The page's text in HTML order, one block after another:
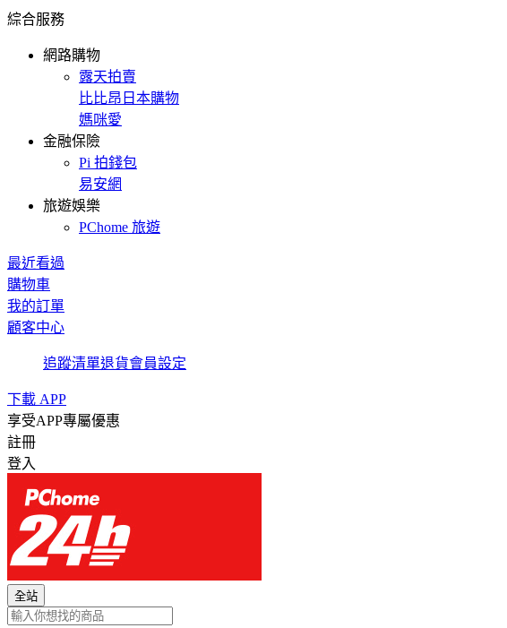
綜合服務
網路購物
露天拍賣
比比昂日本購物
媽咪愛
金融保險
Pi 拍錢包
易安網
旅遊娛樂
PChome 旅遊
最近看過
購物車
我的訂單
顧客中心
追蹤清單退貨會員設定
下載 APP
享受APP專屬優惠
註冊
登入
全站